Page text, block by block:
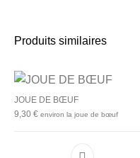
Produits similaires
JOUE DE BŒUF
9,30€ environ la joue de bœuf